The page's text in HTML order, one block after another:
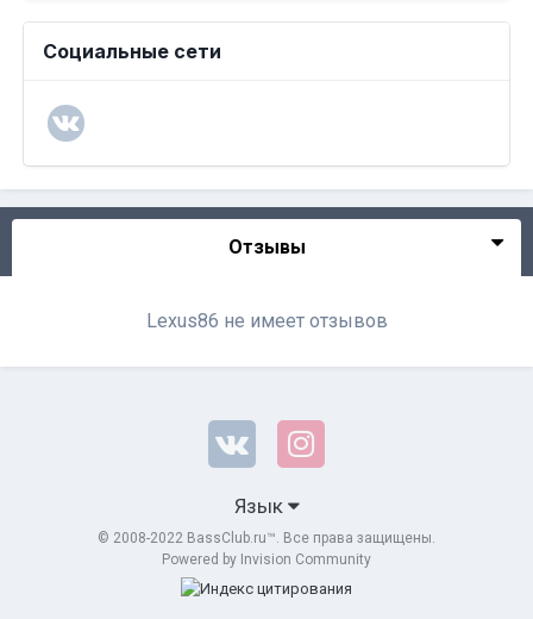
Социальные сети
Отзывы
Lexus86 не имеет отзывов
Язык
© 2008-2022 BassClub.ru™. Все права защищены.
Powered by Invision Community